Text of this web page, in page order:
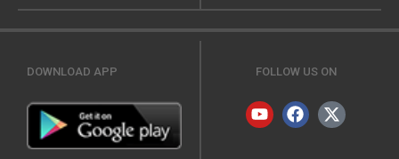
DOWNLOAD APP FOLLOW US ON